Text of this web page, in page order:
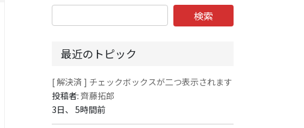
最近のトピック
[ 解決済 ] チェックボックスが二つ表示されます
投稿者:齊藤拓郎
3日、 5時間前